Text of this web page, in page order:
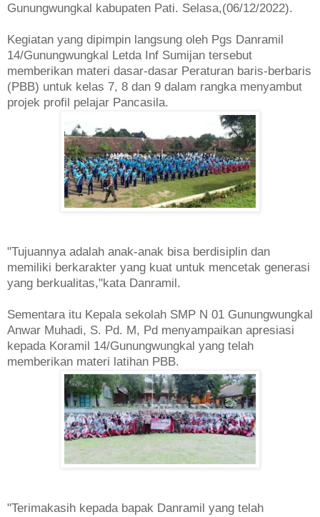
Gunungwungkal kabupaten Pati. Selasa,(06/12/2022).
Kegiatan yang dipimpin langsung oleh Pgs Danramil
14/Gunungwungkal Letda Inf Sumijan tersebut
memberikan materi dasar-dasar Peraturan baris-berbaris
(PBB) untuk kelas 7, 8 dan 9 dalam rangka menyambut
projek profil pelajar Pancasila.
"Tujuannya adalah anak-anak bisa berdisiplin dan
memiliki berkarakter yang kuat untuk mencetak generasi
yang berkualitas,"kata Danramil.
Sementara itu Kepala sekolah SMP N 01 Gunungwungkal
Anwar Muhadi, S. Pd. M, Pd menyampaikan apresiasi
kepada Koramil 14/Gunungwungkal yang telah
memberikan materi latihan PBB.
"Terimakasih kepada bapak Danramil yang telah